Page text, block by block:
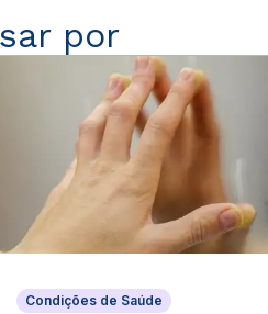
por
Condições de Saúde